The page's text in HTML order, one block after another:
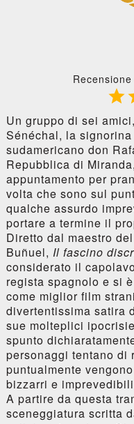

Un gruppo di sei
Sénéchal, la
sudamericano don
Repubblica di
appuntamento per
volta che sono sul
qualche assurdo
portare a termine il
Diretto dal maestro
Buñuel, Il fascino
considerato il
regista spagnolo e si
come miglior film
divertentissima satira
sue molteplici
spunto
personaggi tentano di
puntualmente
bizzarri e
A partire da questa
sceneggiatura scritta